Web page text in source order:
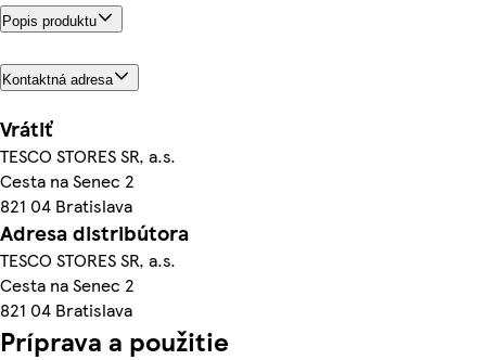
Popis produktu
Kontaktná adresa
Vrátiť
TESCO STORES SR, a.s.
Cesta na Senec 2
821 04 Bratislava
Adresa distribútora
TESCO STORES SR, a.s.
Cesta na Senec 2
821 04 Bratislava
Príprava a použitie